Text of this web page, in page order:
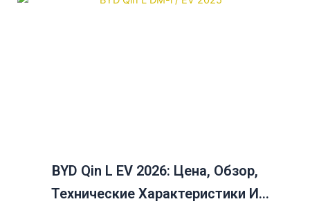
BYD Qin L EV 2026: Цена, Обзор,
Технические Характеристики И